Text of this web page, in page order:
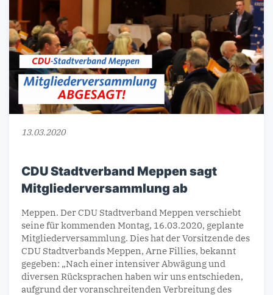
13.03.2020
CDU Stadtverband Meppen sagt
Mitgliederversammlung ab
Meppen. Der CDU Stadtverband Meppen verschiebt
seine für kommenden Montag, 16.03.2020, geplante
Mitgliederversammlung. Dies hat der Vorsitzende des
CDU Stadtverbands Meppen, Arne Fillies, bekannt
gegeben: „Nach einer intensiver Abwägung und
diversen Rücksprachen haben wir uns entschieden,
aufgrund der voranschreitenden Verbreitung des